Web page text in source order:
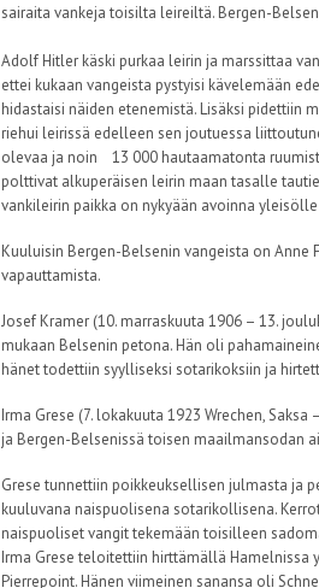
sairaita vankeja toisilta leireiltä. Bergen-
Adolf Hitler käski purkaa leirin ja marssittaa
ettei kukaan vangeista pystyisi kävelemään
hidastaisi näiden etenemistä. Lisäksi pidettiin
riehui leirissä edelleen sen joutuessa
olevaa ja noin 13 000 hautaamatonta
polttivat alkuperäisen leirin maan tasalle
vankileirin paikka on nykyään avoinna
Kuuluisin Bergen-Belsenin vangeista on
vapauttamista.
Josef Kramer (10. marraskuuta 1906 – 13.
mukaan Belsenin petona. Hän oli
hänet todettiin syylliseksi sotarikoksiin ja
Irma Grese (7. lokakuuta 1923 Wrechen,
ja Bergen-Belsenissä toisen maailmansodan
Grese tunnettiin poikkeuksellisen julmasta ja
kuuluvana naispuolisena sotarikollisena.
naispuoliset vangit tekemään toisilleen
Irma Grese teloitettiin hirttämällä Hamelnissa
Pierrepoint. Hänen viimeinen sanansa oli